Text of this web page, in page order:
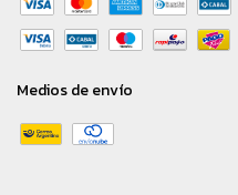
Medios de envío